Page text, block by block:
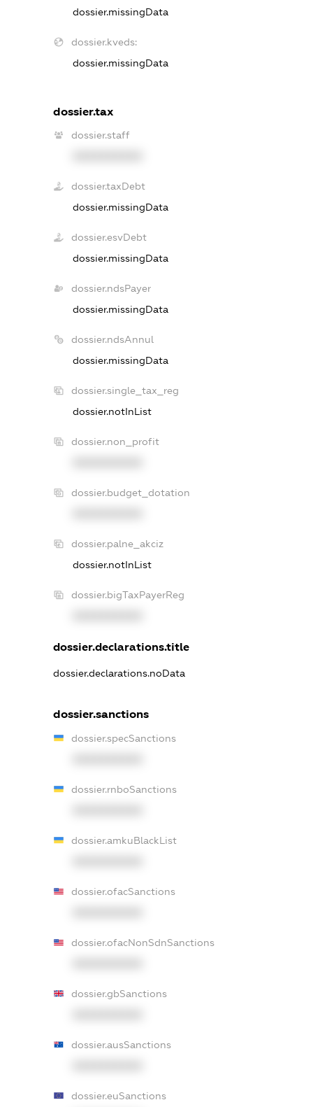
dossier.missingData
dossier.kveds:
dossier.missingData
dossier.tax
dossier.staff
dossier.taxDebt
dossier.missingData
dossier.esvDebt
dossier.missingData
dossier.ndsPayer
dossier.missingData
dossier.ndsAnnul
dossier.missingData
dossier.single_tax_reg
dossier.notInList
dossier.non_profit
dossier.budget_dotation
dossier.palne_akciz
dossier.notInList
dossier.bigTaxPayerReg
dossier.declarations.title
dossier.declarations.noData
dossier.sanctions
dossier.specSanctions
dossier.rnboSanctions
dossier.amkuBlackList
dossier.ofacSanctions
dossier.ofacNonSdnSanctions
dossier.gbSanctions
dossier.ausSanctions
dossier.euSanctions